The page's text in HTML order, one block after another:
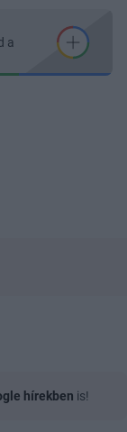
a
hírekben is!